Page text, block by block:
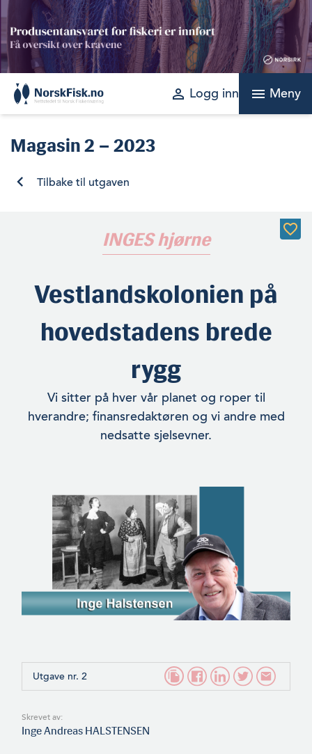
Skip
to
content
perm_identity Logg inn menu Meny
Magasin2 – 2023
Tilbake til utgaven
INGES hjørne
Vestlandskolonien på
hovedstadens brede
rygg
Vi sitter på hver vår planet og roper til
hverandre; finansredaktøren og vi andre med
nedsatte sjelsevner.
Utgave nr. 2
Skrevet av:
Inge Andreas HALSTENSEN